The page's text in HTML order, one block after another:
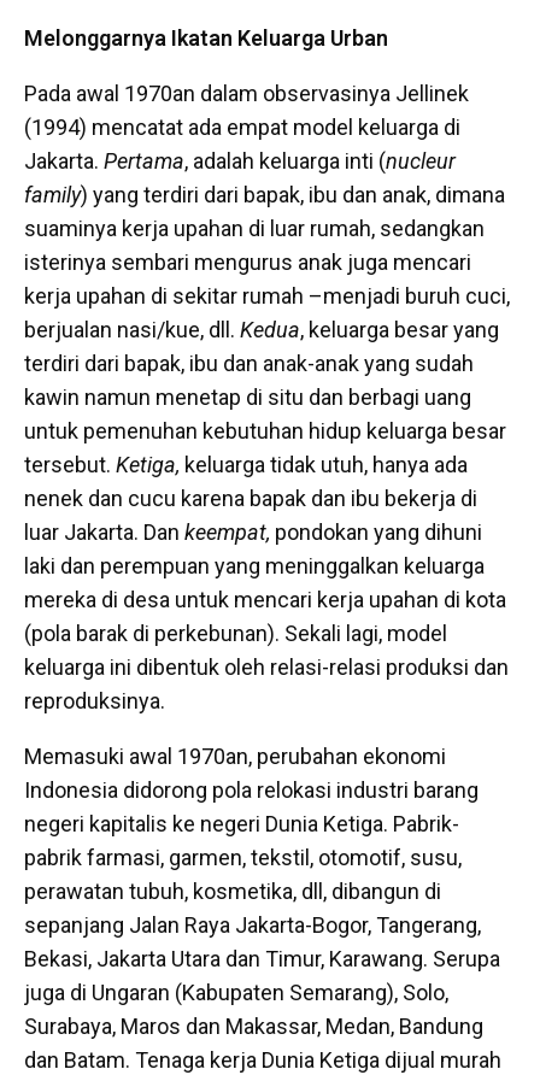
Melonggarnya Ikatan Keluarga Urban
Pada awal 1970an dalam observasinya Jellinek
(1994) mencatat ada empat model keluarga di
Jakarta. Pertama, adalah keluarga inti (nucleur
family) yang terdiri dari bapak, ibu dan anak, dimana
suaminya kerja upahan di luar rumah, sedangkan
isterinya sembari mengurus anak juga mencari
kerja upahan di sekitar rumah –menjadi buruh cuci,
berjualan nasi/kue, dll. Kedua, keluarga besar yang
terdiri dari bapak, ibu dan anak-anak yang sudah
kawin namun menetap di situ dan berbagi uang
untuk pemenuhan kebutuhan hidup keluarga besar
tersebut. Ketiga, keluarga tidak utuh, hanya ada
nenek dan cucu karena bapak dan ibu bekerja di
luar Jakarta. Dan keempat, pondokan yang dihuni
laki dan perempuan yang meninggalkan keluarga
mereka di desa untuk mencari kerja upahan di kota
(pola barak di perkebunan). Sekali lagi, model
keluarga ini dibentuk oleh relasi-relasi produksi dan
reproduksinya.
Memasuki awal 1970an, perubahan ekonomi
Indonesia didorong pola relokasi industri barang
negeri kapitalis ke negeri Dunia Ketiga. Pabrik-
pabrik farmasi, garmen, tekstil, otomotif, susu,
perawatan tubuh, kosmetika, dll, dibangun di
sepanjang Jalan Raya Jakarta-Bogor, Tangerang,
Bekasi, Jakarta Utara dan Timur, Karawang. Serupa
juga di Ungaran (Kabupaten Semarang), Solo,
Surabaya, Maros dan Makassar, Medan, Bandung
dan Batam. Tenaga kerja Dunia Ketiga dijual murah